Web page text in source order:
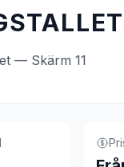
— Skärm 11